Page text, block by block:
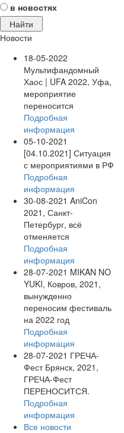
в новостях
Новости
18-05-2022
Мультифандомный
Хаос | UFA 2022, Уфа,
мероприятие
переносится
Подробная
информация
05-10-2021
[04.10.2021] Ситуация
с мероприятиями в РФ
Подробная
информация
30-08-2021 AniCon
2021, Санкт-
Петербург, всё
отменяется
Подробная
информация
28-07-2021 MIKAN NO
YUKI, Ковров, 2021,
вынужденно
переносим фестиваль
на 2022 год
Подробная
информация
28-07-2021 ГРЕЧА-
Фест Брянск, 2021,
ГРЕЧА-Фест
ПЕРЕНОСИТСЯ.
Подробная
информация
Все новости